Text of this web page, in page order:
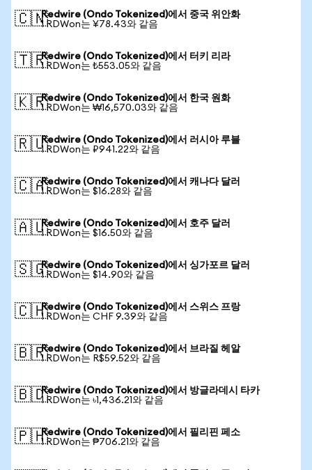
🇨🇳Redwire (Ondo Tokenized)에서 중국 위안화
1 RDWon는 ¥78.43와 같음
🇹🇷Redwire (Ondo Tokenized)에서 터키 리라
1 RDWon는 ₺553.05와 같음
🇰🇷Redwire (Ondo Tokenized)에서 한국 원화
1 RDWon는 ₩16,570.03와 같음
🇷🇺Redwire (Ondo Tokenized)에서 러시아 루블
1 RDWon는 ₽941.22와 같음
🇨🇦Redwire (Ondo Tokenized)에서 캐나다 달러
1 RDWon는 $16.28와 같음
🇦🇺Redwire (Ondo Tokenized)에서 호주 달러
1 RDWon는 $16.50와 같음
🇸🇬Redwire (Ondo Tokenized)에서 싱가포르 달러
1 RDWon는 $14.90와 같음
🇨🇭Redwire (Ondo Tokenized)에서 스위스 프랑
1 RDWon는 CHF 9.39와 같음
🇧🇷Redwire (Ondo Tokenized)에서 브라질 헤알
1 RDWon는 R$59.52와 같음
🇧🇩Redwire (Ondo Tokenized)에서 방글라데시 타카
1 RDWon는 ৳1,436.21와 같음
🇵🇭Redwire (Ondo Tokenized)에서 필리핀 페소
1 RDWon는 ₱706.21와 같음